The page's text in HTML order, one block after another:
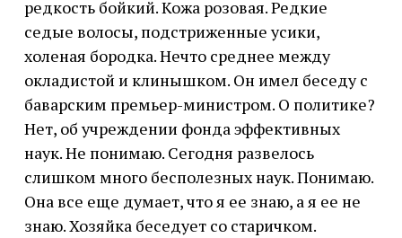
редкость бойкий. Кожа розовая. Редкие
седые волосы, подстриженные усики,
холеная бородка. Нечто среднее между
окладистой и клинышком. Он имел беседу с
баварским премьер-министром. О политике?
Нет, об учреждении фонда эффективных
наук. Не понимаю. Сегодня развелось
слишком много бесполезных наук. Понимаю.
Она все еще думает, что я ее знаю, а я ее не
знаю. Хозяйка беседует со старичком.